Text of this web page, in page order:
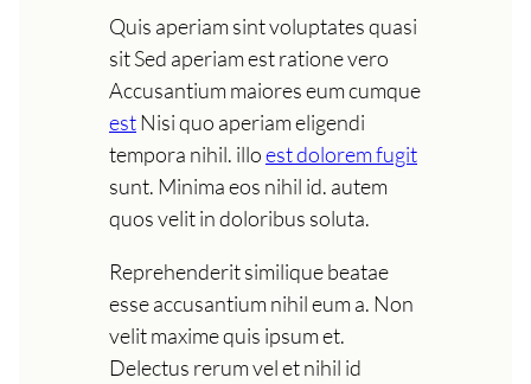
Quis aperiam sint voluptates quasi
sit Sed aperiam est ratione vero
Accusantium maiores eum cumque
estNisi quo aperiam eligendi
tempora nihil. illoest dolorem fugit
sunt. Minima eos nihil id. autem
quos velit in doloribus soluta.
Reprehenderit similique beatae
esse accusantium nihil eum a. Non
velit maxime quis ipsum et.
Delectus rerum vel et nihil id